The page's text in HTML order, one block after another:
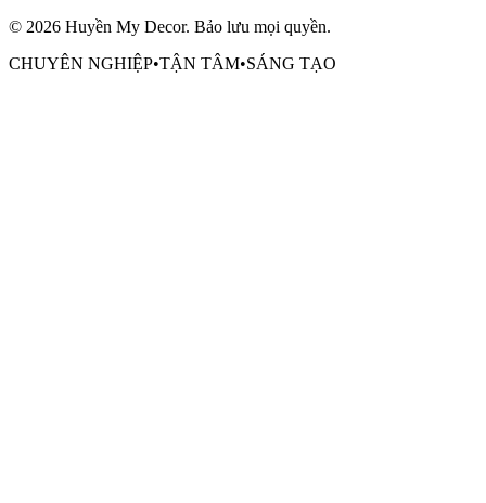
© 2026 Huyền My Decor. Bảo lưu mọi quyền.
CHUYÊN NGHIỆP•TẬN TÂM•SÁNG TẠO